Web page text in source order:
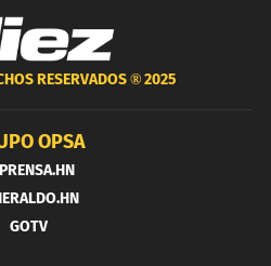
RESERVADOS ®2025
OPSA
GOTV